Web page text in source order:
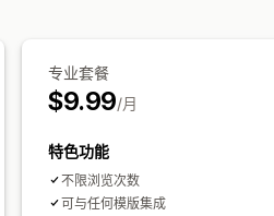
专业套餐
$9.99/月
特色功能
不限浏览次数
可与任何模版集成